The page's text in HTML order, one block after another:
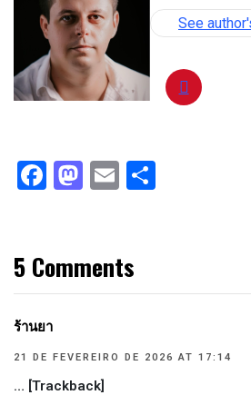
See
Facebook
Mastodon
Email
5 Comments
ร้านยา
21 DE FEVEREIRO DE 2026 AT 17:14
… [Trackback]